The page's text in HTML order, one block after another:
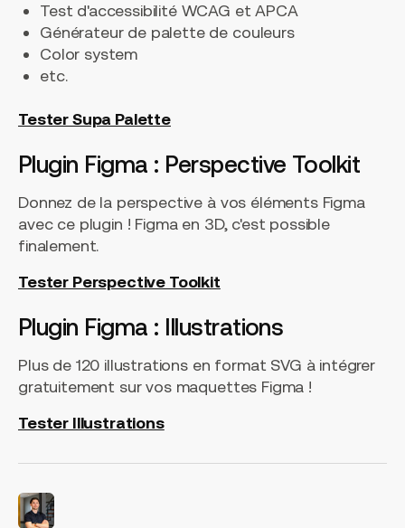
Test d'accessibilité WCAG et APCA
Générateur de palette de couleurs
Color system
etc.
Tester Supa Palette
Plugin Figma : Perspective Toolkit
Donnez de la perspective à vos éléments Figma
avec ce plugin ! Figma en 3D, c'est possible
finalement.
Tester Perspective Toolkit
Plugin Figma : Illustrations
Plus de 120 illustrations en format SVG à intégrer
gratuitement sur vos maquettes Figma !
Tester Illustrations